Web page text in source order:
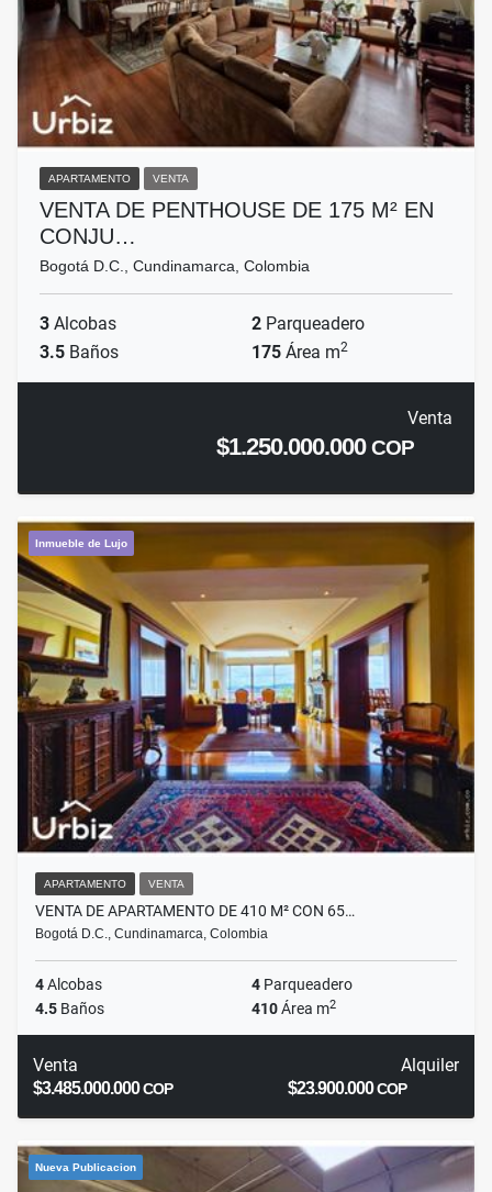
APARTAMENTO VENTA
VENTA DE PENTHOUSE DE 175 M² EN
CONJU…
Bogotá D.C., Cundinamarca, Colombia
3 Alcobas 2 Parqueadero
3.5 Baños 175 Área m2
Venta
$1.250.000.000COP
Inmueble de Lujo
APARTAMENTO VENTA
VENTA DE APARTAMENTO DE 410 M² CON 65…
Bogotá D.C., Cundinamarca, Colombia
4Alcobas 4 Parqueadero
4.5 Baños 410Área m2
Venta
$3.485.000.000COP
Alquiler
$23.900.000COP
Nueva Publicacion